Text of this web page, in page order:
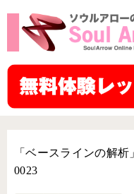
「ベースラインの解析
0023